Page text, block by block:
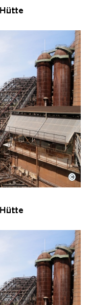
Hütte mit
Hütte | Karl
©